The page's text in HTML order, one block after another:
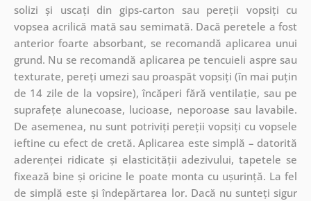
solizi și uscați din gips-carton sau pereții vopsiți cu
vopsea acrilică mată sau semimată. Dacă peretele a fost
anterior foarte absorbant, se recomandă aplicarea unui
grund. Nu se recomandă aplicarea pe tencuieli aspre sau
texturate, pereți umezi sau proaspăt vopsiți (în mai puțin
de 14 zile de la vopsire), încăperi fără ventilație, sau pe
suprafețe alunecoase, lucioase, neporoase sau lavabile.
De asemenea, nu sunt potriviți pereții vopsiți cu vopsele
ieftine cu efect de cretă. Aplicarea este simplă – datorită
aderenței ridicate și elasticității adezivului, tapetele se
fixează bine și oricine le poate monta cu ușurință. La fel
de simplă este și îndepărtarea lor. Dacă nu sunteți sigur